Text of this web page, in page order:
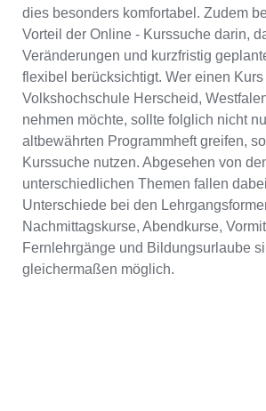
dies besonders komfortabel. Zudem
Vorteil der Online - Kurssuche darin,
Veränderungen und kurzfristig
flexibel berücksichtigt. Wer einen Kurs
Volkshochschule Herscheid,
nehmen möchte, sollte folglich nicht
altbewährten Programmheft greifen,
Kurssuche nutzen. Abgesehen von
unterschiedlichen Themen fallen
Unterschiede bei den
Nachmittagskurse, Abendkurse,
Fernlehrgänge und Bildungsurlaube
gleichermaßen möglich.